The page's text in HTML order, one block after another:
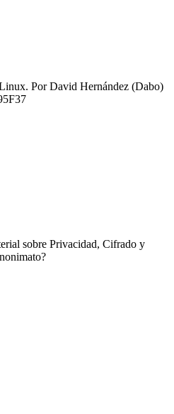
Por David Hernández (Dabo)
sobre Privacidad, Cifrado y